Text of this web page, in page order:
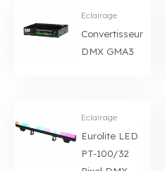
Eclairage
Convertisseur
DMX GMA3
Eclairage
Eurolite LED
PT-100/32